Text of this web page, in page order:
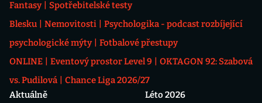
Fantasy
Spotřebitelské testy
Blesku
Nemovitosti
Psychologika - podcast rozbíjející
psychologické mýty
Fotbalové přestupy
ONLINE
Eventový prostor Level 9
OKTAGON 92: Szabová
vs. Pudilová
Chance Liga 2026/27
Aktuálně
Léto 2026